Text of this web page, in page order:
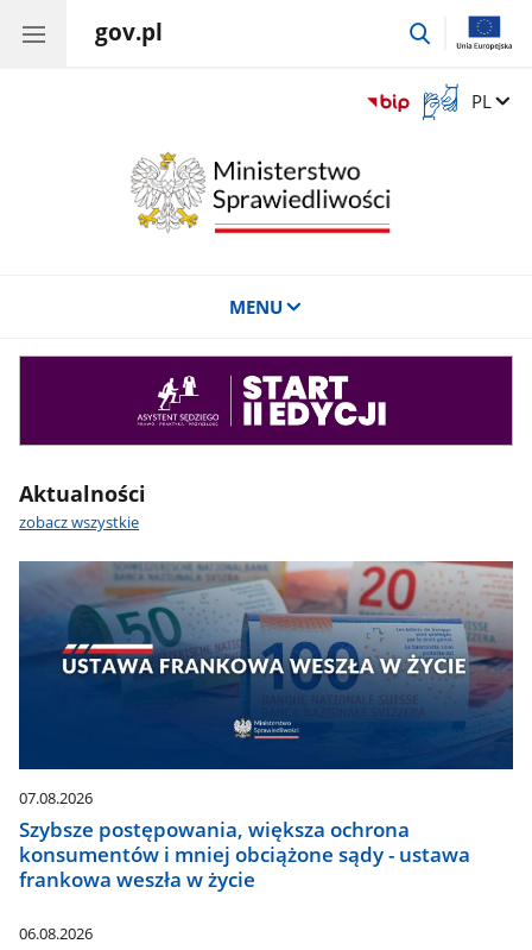
gov.pl
przejdź
Otwórz
okno
Zmień
PL
MENU
Aktualności
zobacz wszystkie
07.08.2026
Szybsze postępowania, większa ochrona
konsumentów i mniej obciążone sądy - ustawa
frankowa weszła w życie
06.08.2026